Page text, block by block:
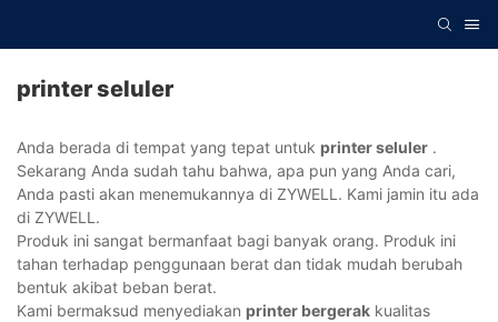
printer seluler
Anda berada di tempat yang tepat untuk printer seluler .
Sekarang Anda sudah tahu bahwa, apa pun yang Anda cari,
Anda pasti akan menemukannya di ZYWELL. Kami jamin itu ada
di ZYWELL.
Produk ini sangat bermanfaat bagi banyak orang. Produk ini
tahan terhadap penggunaan berat dan tidak mudah berubah
bentuk akibat beban berat.
Kami bermaksud menyediakan printer bergerak kualitas